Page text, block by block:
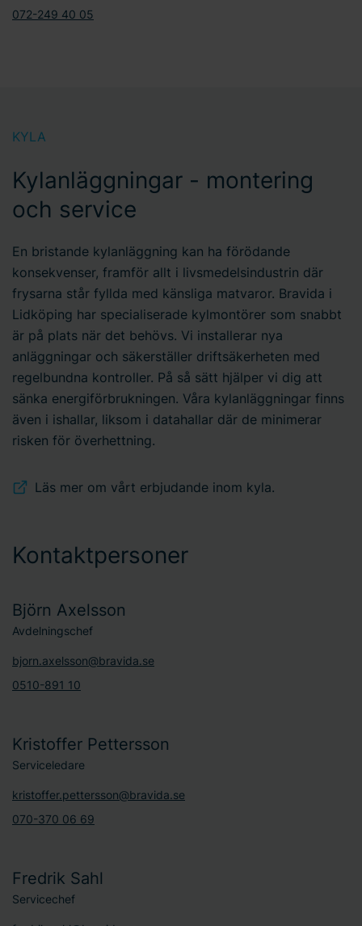
oss gällande ditt samtycke.
072-249 40 05
KYLA
Kylanläggningar - montering
och service
En bristande kylanläggning kan ha förödande
konsekvenser, framför allt i livsmedelsindustrin där
frysarna står fyllda med känsliga matvaror. Bravida i
Lidköping har specialiserade kylmontörer som snabbt
är på plats när det behövs. Vi installerar nya
anläggningar och säkerställer driftsäkerheten med
regelbundna kontroller. På så sätt hjälper vi dig att
sänka energiförbrukningen. Våra kylanläggningar finns
även i ishallar, liksom i datahallar där de minimerar
risken för överhettning.
Läs mer om vårt erbjudande inom kyla.
Kontaktpersoner
Björn Axelsson
Avdelningschef
bjorn.axelsson@bravida.se
0510-891 10
Kristoffer Pettersson
Serviceledare
kristoffer.pettersson@bravida.se
070-370 06 69
Fredrik Sahl
Servicechef